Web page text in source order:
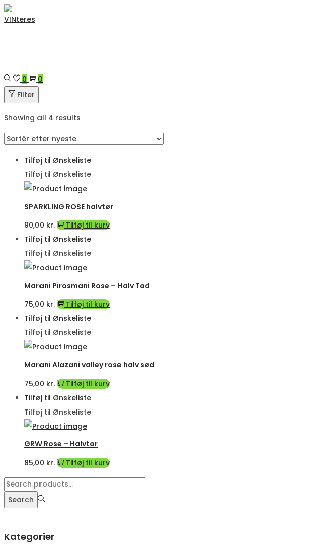
Skip
to
Skip
to
0
0
Filter
Showing all 4 results
Tilføj til Ønskeliste
Tilføj til Ønskeliste
SPARKLING ROSE halvtør
90,00 kr.
Tilføj til kurv
Tilføj til Ønskeliste
Tilføj til Ønskeliste
Marani Pirosmani Rose – Halv Tød
75,00 kr.
Tilføj til kurv
Tilføj til Ønskeliste
Tilføj til Ønskeliste
Marani Alazani valley rose halv sød
75,00 kr.
Tilføj til kurv
Tilføj til Ønskeliste
Tilføj til Ønskeliste
GRW Rose – Halvtør
85,00 kr. Tilføj til kurv
Search
for:>
Search
Kategorier